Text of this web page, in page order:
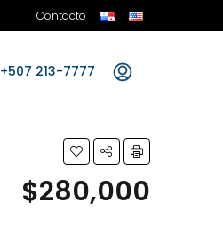
Contacto
+507 213-7777
$280,000